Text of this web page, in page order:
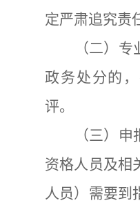
定严肃追究责
（二）
政务处分的
评。
（三）
申
资格人员及相
人员）需要到